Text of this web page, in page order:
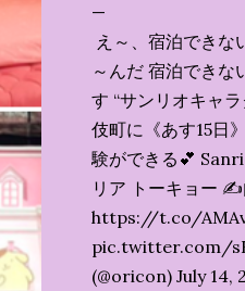
え～、宿泊できな
～んだ 宿泊できな
す “サンリオキャ
伎町に《あす15日
験ができる💕
リア トーキョー
https://t.co/
pic.twitter.com/
(@oricon) July 14,